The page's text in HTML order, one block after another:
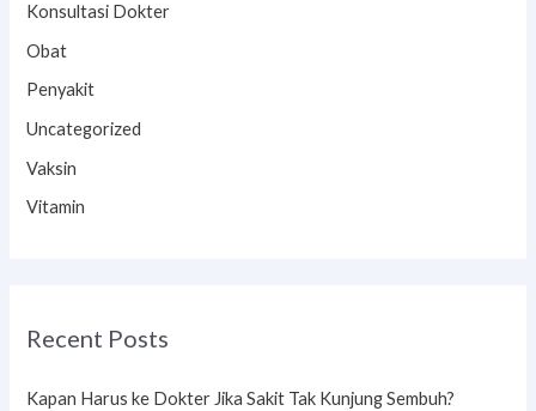
Konsultasi Dokter
Obat
Penyakit
Uncategorized
Vaksin
Vitamin
Recent Posts
Kapan Harus ke Dokter Jika Sakit Tak Kunjung Sembuh?